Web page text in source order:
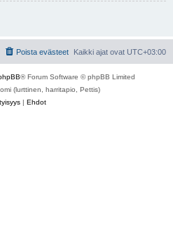
Kaikki ajat ovat UTC+03:00
Poista evästeet
® Forum Software © phpBB Limited
(lurttinen, harritapio, Pettis)
| Ehdot